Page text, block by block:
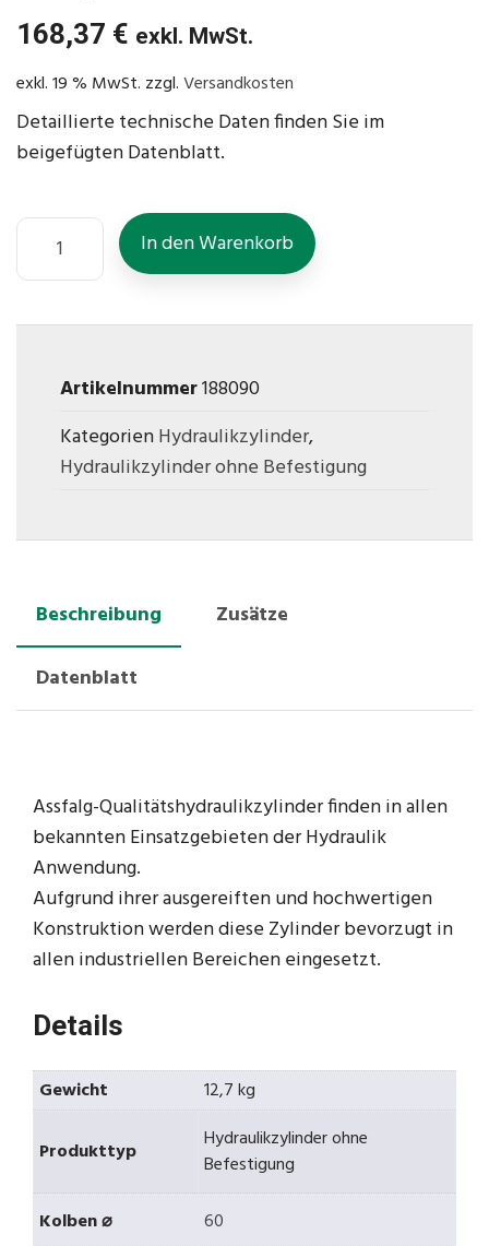
168,37 € exkl. MwSt.
exkl. 19 % MwSt. zzgl.Versandkosten
Detaillierte technische Daten finden Sie im
beigefügten Datenblatt.
In den Warenkorb
Artikelnummer188090
KategorienHydraulikzylinder,
Hydraulikzylinder ohne Befestigung
Beschreibung
Zusätze
Datenblatt
Assfalg-Qualitätshydraulikzylinder finden in allen
bekannten Einsatzgebieten der Hydraulik
Anwendung.
Aufgrund ihrer ausgereiften und hochwertigen
Konstruktion werden diese Zylinder bevorzugt in
allen industriellen Bereichen eingesetzt.
Details
Gewicht 12,7 kg
Produkttyp
Hydraulikzylinder ohne
Befestigung
Kolben ⌀
60